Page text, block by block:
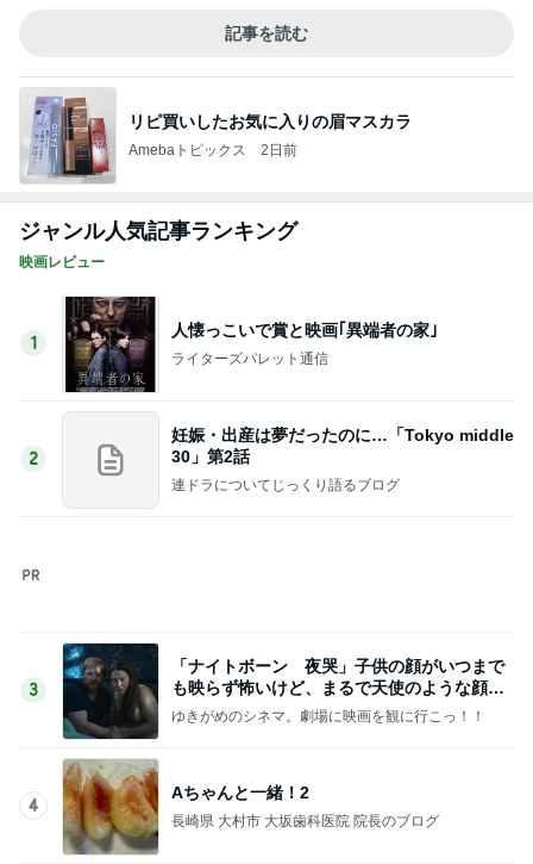
記事を読む
リピ買いしたお気に入りの眉マスカラ
Amebaトピックス 2日前
ジャンル人気記事ランキング
映画レビュー
1
人懐っこいで賞と映画｢異端者の家｣
ライターズパレット通信
2
妊娠・出産は夢だったのに…「Tokyo middle
30」第2話
連ドラについてじっくり語るブログ
3
4
Aちゃんと一緒！2
5
教皇選挙
animemangaeigagasukiのブログ